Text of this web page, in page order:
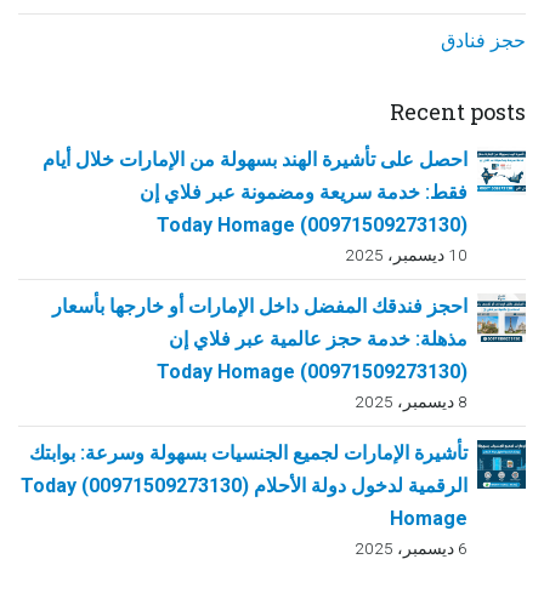
حجز فنادق
Recent posts
احصل على تأشيرة الهند بسهولة من الإمارات خلال أيام
فقط: خدمة سريعة ومضمونة عبر فلاي إن
(00971509273130) Today Homage
10 ديسمبر، 2025
احجز فندقك المفضل داخل الإمارات أو خارجها بأسعار
مذهلة: خدمة حجز عالمية عبر فلاي إن
(00971509273130) Today Homage
8 ديسمبر، 2025
تأشيرة الإمارات لجميع الجنسيات بسهولة وسرعة: بوابتك
الرقمية لدخول دولة الأحلام (00971509273130) Today
Homage
6 ديسمبر، 2025